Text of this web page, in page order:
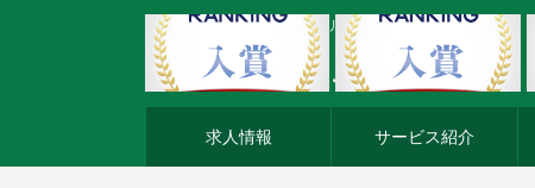
外資系企業の転職・キャリア転職ならアージスジャパン
求人情報 サービス紹介